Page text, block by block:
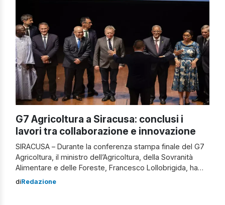
G7 Agricoltura a Siracusa: conclusi i
lavori tra collaborazione e innovazione
SIRACUSA – Durante la conferenza stampa finale del G7
Agricoltura, il ministro dell’Agricoltura, della Sovranità
Alimentare e delle Foreste, Francesco Lollobrigida, ha
sottolineato l’importanza della guida del governo italiano,
diRedazione